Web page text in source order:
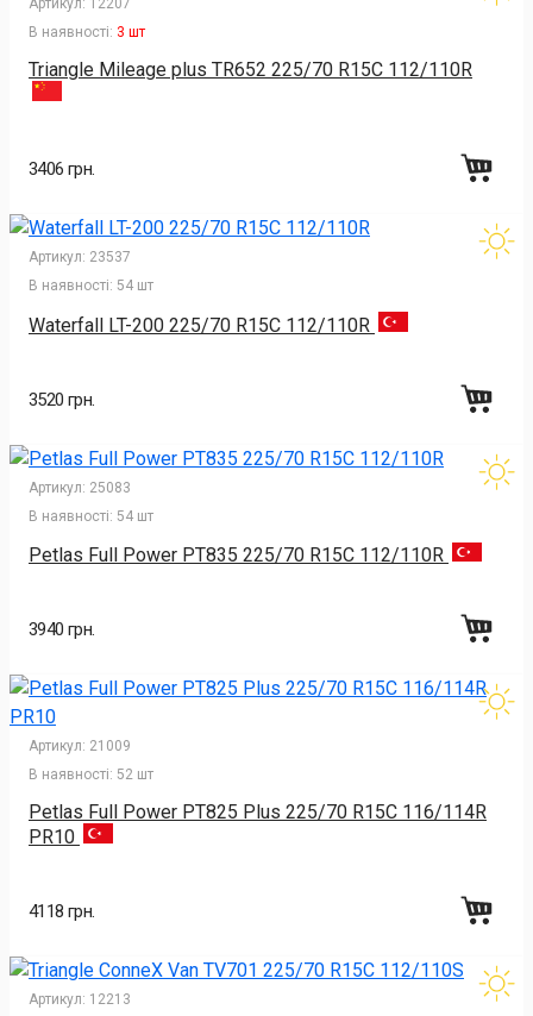
Артикул: 12207
В наявності: 3 шт
Triangle Mileage plus TR652 225/70 R15C 112/110R
3406 грн.
Артикул: 23537
В наявності: 54 шт
Waterfall LT-200 225/70 R15C 112/110R
3520 грн.
Артикул: 25083
В наявності: 54 шт
Petlas Full Power PT835 225/70 R15C 112/110R
3940 грн.
Артикул: 21009
В наявності: 52 шт
Petlas Full Power PT825 Plus 225/70 R15C 116/114R
PR10
4118 грн.
Артикул: 12213